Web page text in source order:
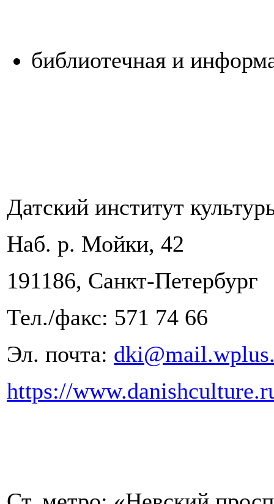
библиотечная и
Датский институт
Наб. р. Мойки, 42
191186, Санкт-Петербург
Тел./факс: 571 74 66
Эл. почта:
https://